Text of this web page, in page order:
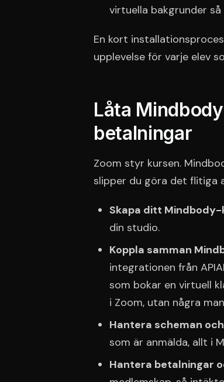
virtuella bakgrunder
En kort
upplevelse för varje elev
Låta
betalningar
Zoom styr kursen.
slipper du göra det flitiga
Skapa ditt Mindbody-
din studio.
Koppla samman
integrationen från
som bokar en virtuell
i Zoom, utan några
Hantera scheman
som är anmälda, allt i
Hantera betalningar